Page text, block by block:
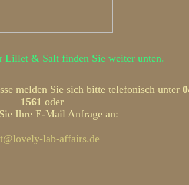
Lillet & Salt finden Sie weiter unten.
melden Sie sich bitte telefonisch unter
1561 oder
Ihre E-Mail Anfrage an:
lab-affairs.de